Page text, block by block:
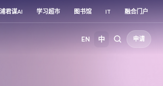
君谋AI 学习超市 图书馆 IT 融合门户
EN 中 申请